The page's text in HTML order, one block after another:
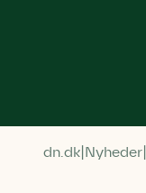
dn.dk Nyheder